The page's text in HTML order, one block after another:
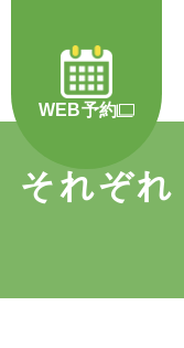
WEB予約
それぞれ